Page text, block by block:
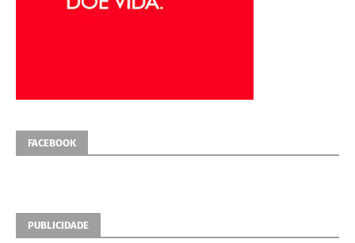
FACEBOOK
PUBLICIDADE